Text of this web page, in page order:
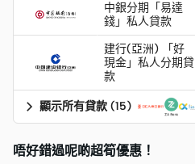
中銀分期「易達
錢」私人貸款
建行(亞洲) 「好
現金」私人分期貸
款
顯示所有貸款 (15)
唔好錯過呢啲超筍優惠！